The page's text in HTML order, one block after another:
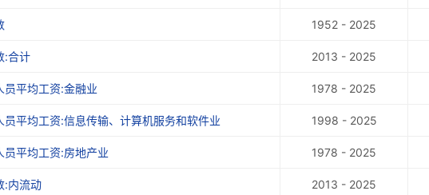
1952 - 2025
:合计 2013 - 2025
员平均工资:金融业 1978 - 2025
员平均工资:信息传输、计算机服务和软件业 1998 - 2025
员平均工资:房地产业 1978 - 2025
:内流动 2013 - 2025